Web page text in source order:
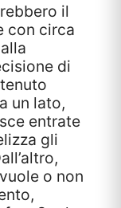
il
con circa
di
un lato,
entrate
gli
o non